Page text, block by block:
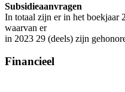
Subsidieaanvragen
In totaal zijn er in het boekjaar
waarvan er
in 2023 29 (deels) zijn
Financieel